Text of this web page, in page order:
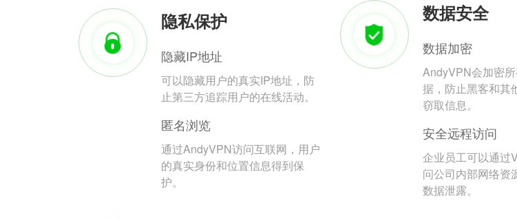
隐私保护
隐藏IP地址
可以隐藏用户的真实IP地址，防
止第三方追踪用户的在线活动。
匿名浏览
通过AndyVPN访问互联网，用户
的真实身份和位置信息得到保
护。
数据安全
数据加密
AndyVPN会加密
据，防止黑客和其
窃取信息。
安全远程访问
企业员工可以通过
问公司内部网络资
数据泄露。